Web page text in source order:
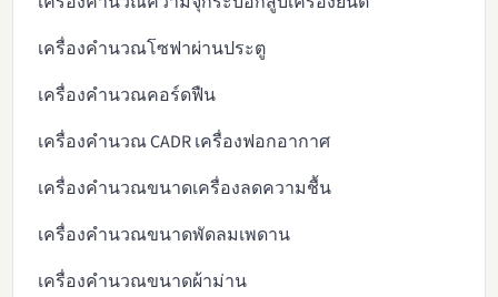
เครื่องคำนวณโซฟาผ่านประตู
เครื่องคำนวณคอร์ดฟืน
เครื่องคำนวณ CADR เครื่องฟอกอากาศ
เครื่องคำนวณขนาดเครื่องลดความชื้น
เครื่องคำนวณขนาดพัดลมเพดาน
เครื่องคำนวณขนาดผ้าม่าน